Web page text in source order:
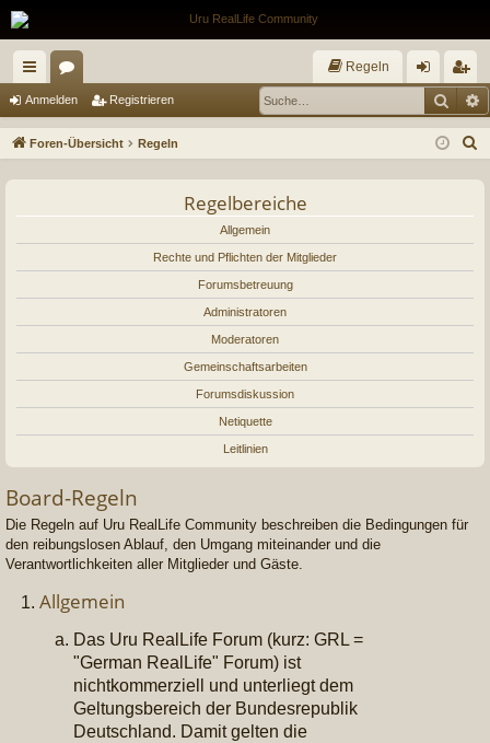
ch
ne
or
en
Regeln
m
eg
ist
Anmelden Registrieren
Foren-Übersicht Regeln
Regelbereiche
Allgemein
Rechte und Pflichten der Mitglieder
Forumsbetreuung
Administratoren
Moderatoren
Gemeinschaftsarbeiten
Forumsdiskussion
Netiquette
Leitlinien
Board-Regeln
Die Regeln auf Uru RealLife Community beschreiben die Bedingungen für
den reibungslosen Ablauf, den Umgang miteinander und die
Verantwortlichkeiten aller Mitglieder und Gäste.
Allgemein
Das Uru RealLife Forum (kurz: GRL =
"German RealLife" Forum) ist
nichtkommerziell und unterliegt dem
Geltungsbereich der Bundesrepublik
Deutschland. Damit gelten die